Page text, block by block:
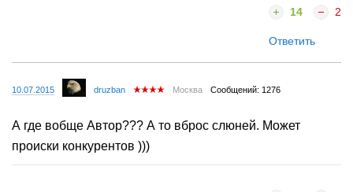
14 2
Ответить
10.07.2015 druzban Москва Сообщений: 1276
А где вобще Автор??? А то вброс слюней. Может
происки конкурентов )))